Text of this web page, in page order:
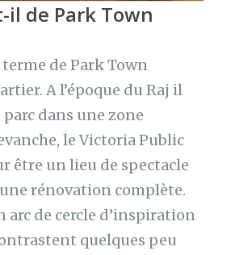
il de Park Town
de Park Town
A l’époque du Raj il
parc dans une zone
le Victoria Public
être un lieu de spectacle
rénovation complète.
arc de cercle d’inspiration
quelques peu